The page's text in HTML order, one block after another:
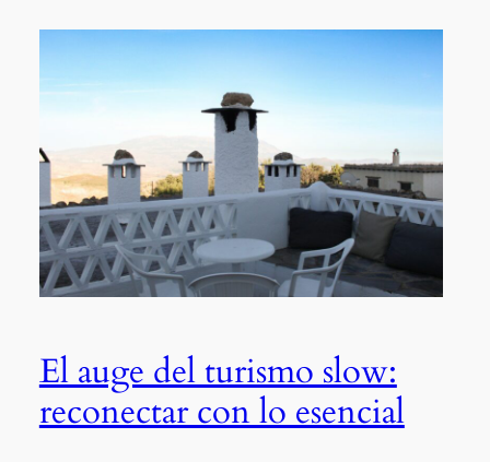
El auge del turismo slow:
reconectar con lo esencial